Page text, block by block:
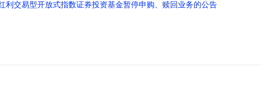
利交易型开放式指数证券投资基金暂停申购、赎回业务的公告